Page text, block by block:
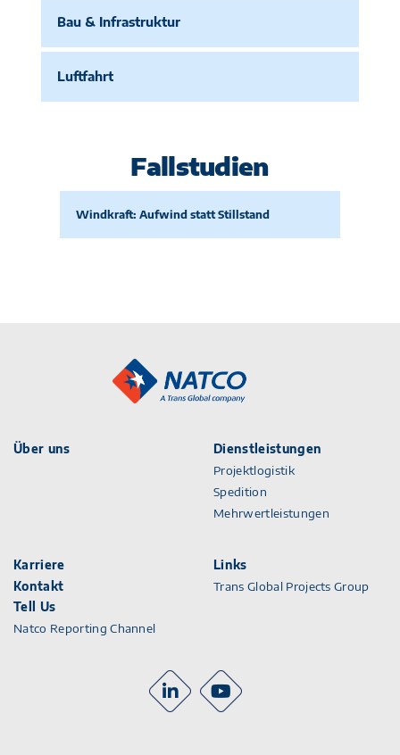
Bau & Infrastruktur
Luftfahrt
Fallstudien
Windkraft: Aufwind statt Stillstand
Über uns
Dienstleistungen
Projektlogistik
Spedition
Mehrwertleistungen
Karriere
Kontakt
Tell Us
Natco Reporting Channel
Links
Trans Global Projects Group